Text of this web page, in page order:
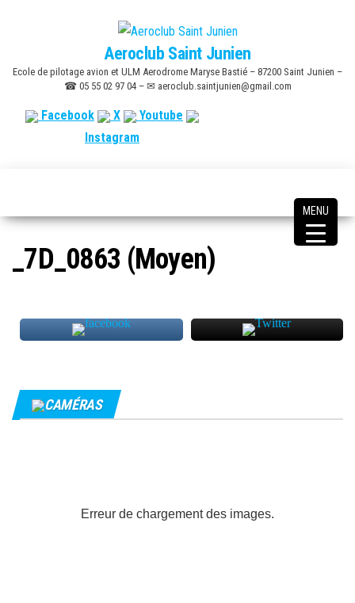
content
Aeroclub Saint Junien
Ecole de pilotage avion et ULM Aerodrome Maryse Bastié – 87200 Saint Junien –
☎ 05 55 02 97 04 – ✉ aeroclub.saintjunien@gmail.com
Facebook X
Youtube
Instagram
_7D_0863 (Moyen)
CAMÉRAS
Erreur de chargement des images.
MENU